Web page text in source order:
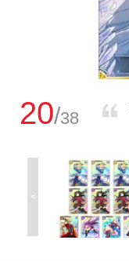
20/38
<